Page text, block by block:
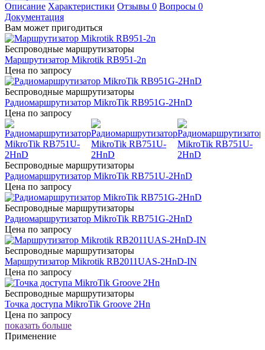
Описание Характеристики Отзывы 0 Вопросы 0
Документация
Вам может пригодиться
Беспроводные маршрутизаторы
Маршрутизатор Mikrotik RB951-2n
Цена по запросу
Беспроводные маршрутизаторы
Радиомаршрутизатор MikroTik RB951G-2HnD
Цена по запросу
Беспроводные маршрутизаторы
Радиомаршрутизатор MikroTik RB751U-2HnD
Цена по запросу
Беспроводные маршрутизаторы
Радиомаршрутизатор MikroTik RB751G-2HnD
Цена по запросу
Беспроводные маршрутизаторы
Маршрутизатор Mikrotik RB2011UAS-2HnD-IN
Цена по запросу
Беспроводные маршрутизаторы
Точка доступа MikroTik Groove 2Hn
Цена по запросу
показать больше
Применение